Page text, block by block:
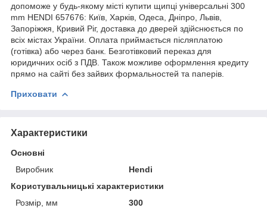
допоможе у будь-якому місті купити щипці універсальні 300
mm HENDI 657676: Київ, Харків, Одеса, Дніпро, Львів,
Запоріжжя, Кривий Ріг, доставка до дверей здійснюється по
всіх містах України. Оплата приймається післяплатою
(готівка) або через банк. Безготівковий переказ для
юридичних осіб з ПДВ. Також можливе оформлення кредиту
прямо на сайті без зайвих формальностей та паперів.
Приховати
Характеристики
Основні
Виробник
Hendi
Користувальницькі характеристики
Розмір, мм
300